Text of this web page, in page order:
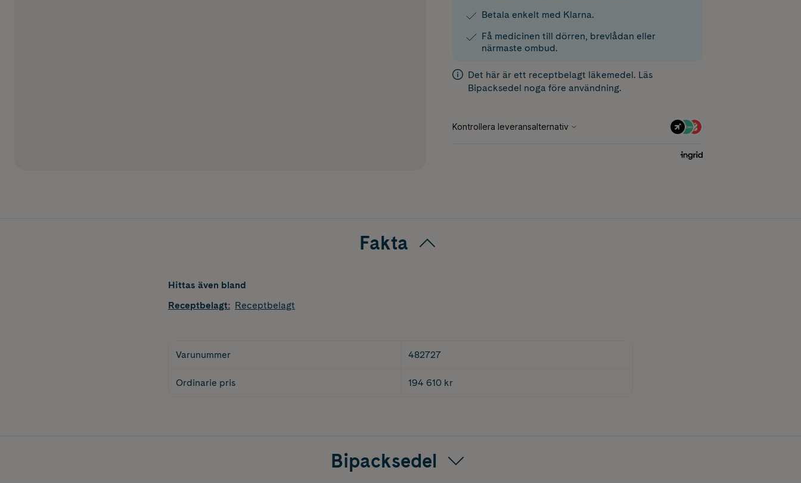
Betala enkelt med Klarna.
Få medicinen till dörren, brevlådan eller
närmaste ombud.
Det här är ett receptbelagt läkemedel. Läs
Bipacksedel noga före användning.
Fakta
Hittas även bland
Receptbelagt: Receptbelagt
Varunummer 482727
Ordinarie pris 194 610 kr
Bipacksedel